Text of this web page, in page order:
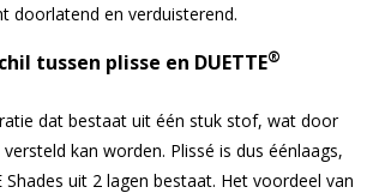
doorlatend en verduisterend.
tussen plisse en DUETTE®
dat bestaat uit één stuk stof, wat door
kan worden. Plissé is dus éénlaags,
Shades uit 2 lagen bestaat. Het voordeel van